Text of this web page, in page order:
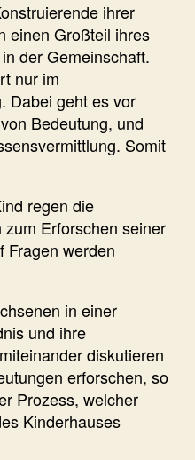
ihrer
einen Großteil ihres
der Gemeinschaft.
nur im
Dabei geht es vor
Bedeutung, und
Somit
regen die
Erforschen seiner
Fragen werden
in einer
und ihre
diskutieren
erforschen, so
Prozess, welcher
Kinderhauses